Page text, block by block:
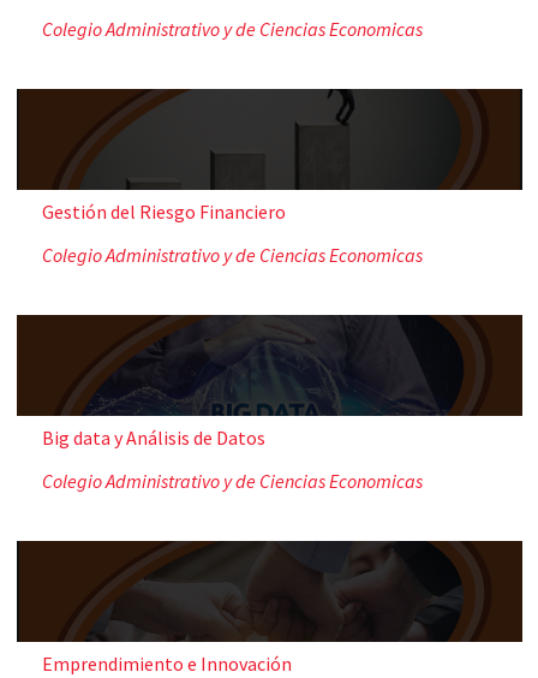
Colegio Administrativo y de Ciencias Economicas
Gestión del Riesgo Financiero
Colegio Administrativo y de Ciencias Economicas
Big data y Análisis de Datos
Colegio Administrativo y de Ciencias Economicas
Emprendimiento e Innovación